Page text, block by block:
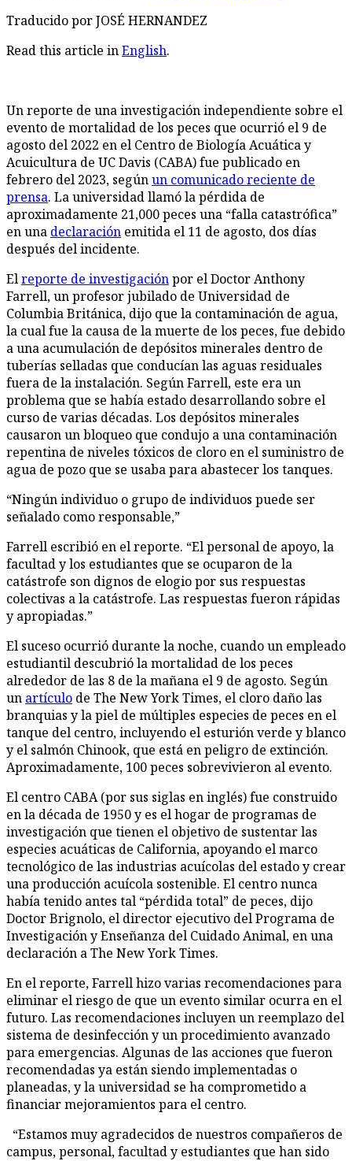
Traducido por JOSÉ HERNANDEZ
Read this article inEnglish.
Un reporte de una investigación independiente sobre el
evento de mortalidad de los peces que ocurrió el 9 de
agosto del 2022 en el Centro de Biología Acuática y
Acuicultura de UC Davis (CABA) fue publicado en
febrero del 2023, segúnun comunicado reciente de
prensa. La universidad llamó la pérdida de
aproximadamente 21,000 peces una “falla catastrófica”
en una declaración emitida el 11 de agosto, dos días
después del incidente.
Elreporte de investigaciónpor el Doctor Anthony
Farrell, un profesor jubilado de Universidad de
Columbia Británica, dijo que la contaminación de agua,
la cual fue la causa de la muerte de los peces, fue debido
a una acumulación de depósitos minerales dentro de
tuberías selladas que conducían las aguas residuales
fuera de la instalación. Según Farrell, este era un
problema que se había estado desarrollando sobre el
curso de varias décadas. Los depósitos minerales
causaron un bloqueo que condujo a una contaminación
repentina de niveles tóxicos de cloro en el suministro de
agua de pozo que se usaba para abastecer los tanques.
“Ningún individuo o grupo de individuos puede ser
señalado como responsable,”
Farrell escribió en el reporte. “El personal de apoyo, la
facultad y los estudiantes que se ocuparon de la
catástrofe son dignos de elogio por sus respuestas
colectivas a la catástrofe. Las respuestas fueron rápidas
y apropiadas.”
El suceso ocurrió durante la noche, cuando un empleado
estudiantil descubrió la mortalidad de los peces
alrededor de las 8 de la mañana el 9 de agosto. Según
un artículo de The New York Times, el cloro daño las
branquias y la piel de múltiples especies de peces en el
tanque del centro, incluyendo el esturión verde y blanco
y el salmón Chinook, que está en peligro de extinción.
Aproximadamente, 100 peces sobrevivieron al evento.
El centro CABA (por sus siglas en inglés) fue construido
en la década de 1950 y es el hogar de programas de
investigación que tienen el objetivo de sustentar las
especies acuáticas de California, apoyando el marco
tecnológico de las industrias acuícolas del estado y crear
una producción acuícola sostenible. El centro nunca
había tenido antes tal “pérdida total” de peces, dijo
Doctor Brignolo, el director ejecutivo del Programa de
Investigación y Enseñanza del Cuidado Animal, en una
declaración a The New York Times.
En el reporte, Farrell hizo varias recomendaciones para
eliminar el riesgo de que un evento similar ocurra en el
futuro. Las recomendaciones incluyen un reemplazo del
sistema de desinfección y un procedimiento avanzado
para emergencias. Algunas de las acciones que fueron
recomendadas ya están siendo implementadas o
planeadas, y la universidad se ha comprometido a
financiar mejoramientos para el centro.
“Estamos muy agradecidos de nuestros compañeros de
campus, personal, facultad y estudiantes que han sido